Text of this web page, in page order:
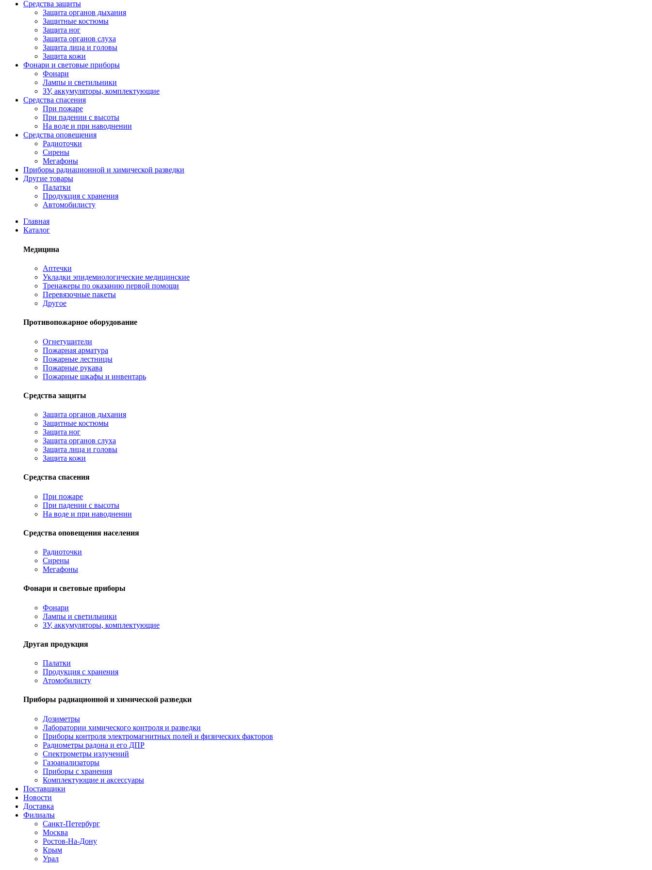
Средства защиты
Защита органов дыхания
Защитные костюмы
Защита ног
Защита органов слуха
Защита лица и головы
Защита кожи
Фонари и световые приборы
Фонари
Лампы и светильники
ЗУ, аккумуляторы, комплектующие
Средства спасения
При пожаре
При падении с высоты
На воде и при наводнении
Средства оповещения
Радиоточки
Сирены
Мегафоны
Приборы радиационной и химической разведки
Другие товары
Палатки
Продукция с хранения
Автомобилисту
Главная
Каталог
Медицина
Аптечки
Укладки эпидемиологические медицинские
Тренажеры по оказанию первой помощи
Перевязочные пакеты
Другое
Противопожарное оборудование
Огнетушители
Пожарная арматура
Пожарные лестницы
Пожарные рукава
Пожарные шкафы и инвентарь
Средства защиты
Защита органов дыхания
Защитные костюмы
Защита ног
Защита органов слуха
Защита лица и головы
Защита кожи
Средства спасения
При пожаре
При падении с высоты
На воде и при наводнении
Средства оповещения населения
Радиоточки
Сирены
Мегафоны
Фонари и световые приборы
Фонари
Лампы и светильники
ЗУ, аккумуляторы, комплектующие
Другая продукция
Палатки
Продукция с хранения
Атомобилисту
Приборы радиационной и химической разведки
Дозиметры
Лаборатории химического контроля и разведки
Приборы контроля электромагнитных полей и физических факторов
Радиометры радона и его ДПР
Спектрометры излучений
Газоанализаторы
Приборы с хранения
Комплектующие и аксессуары
Поставщики
Новости
Доставка
Филиалы
Санкт-Петербург
Москва
Ростов-На-Дону
Крым
Урал